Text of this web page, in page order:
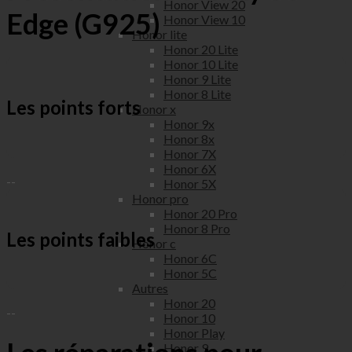
Honor View 20
Honor View 10
Honor lite
Honor 20 Lite
Honor 10 Lite
Honor 9 Lite
Honor 8 Lite
Honor x
Honor 9x
Honor 8x
Honor 7X
Honor 6X
Honor 5X
Honor pro
Honor 20 Pro
Honor 8 Pro
Honor c
Honor 6C
Honor 5C
Autres
Honor 20
Honor 10
Honor Play
Honor 9
Edge (G925)
Les points forts
--
Les points faibles
--